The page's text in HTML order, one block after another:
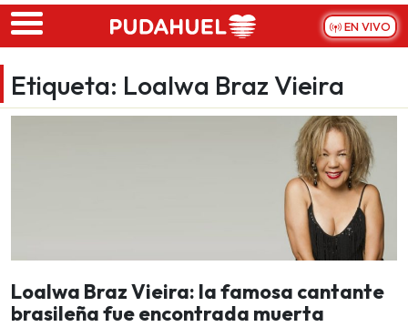
Skip to main content
EN VIVO
Etiqueta: Loalwa Braz Vieira
Loalwa Braz Vieira: la famosa cantante
brasileña fue encontrada muerta